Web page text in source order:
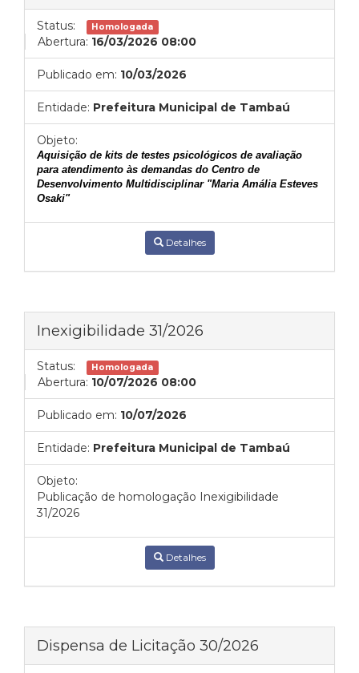
Status: Homologada
Abertura: 16/03/2026 08:00
Publicado em: 10/03/2026
Entidade: Prefeitura Municipal de Tambaú
Objeto:
Aquisição de kits de testes psicológicos de avaliação
para atendimento às demandas do Centro de
Desenvolvimento Multidisciplinar "Maria Amália Esteves
Osaki"
Detalhes
Inexigibilidade 31/2026
Status: Homologada
Abertura: 10/07/2026 08:00
Publicado em: 10/07/2026
Entidade: Prefeitura Municipal de Tambaú
Objeto:
Publicação de homologação Inexigibilidade
31/2026
Detalhes
Dispensa de Licitação 30/2026